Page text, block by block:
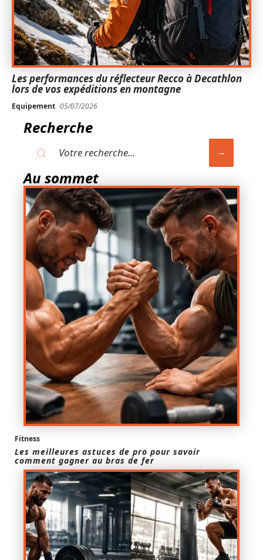
Les performances du réflecteur Recco à Decathlon
lors de vos expéditions en montagne
Equipement 05/07/2026
Recherche
Au sommet
Fitness
Les meilleures astuces de pro pour savoir
comment gagner au bras de fer